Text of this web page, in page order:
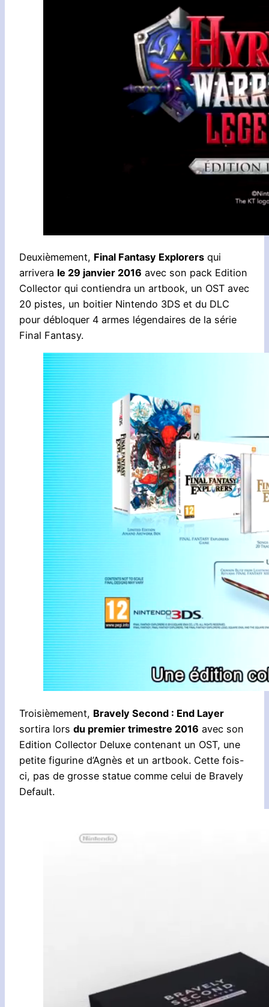
Deuxièmement, Final Fantasy Explorers qui
arrivera le 29 janvier 2016 avec son pack Edition
Collector qui contiendra un artbook, un OST avec
20 pistes, un boitier Nintendo 3DS et du DLC
pour débloquer 4 armes légendaires de la série
Final Fantasy.
Troisièmement, Bravely Second : End Layer
sortira lors du premier trimestre 2016 avec son
Edition Collector Deluxe contenant un OST, une
petite figurine d’Agnès et un artbook. Cette fois-
ci, pas de grosse statue comme celui de Bravely
Default.